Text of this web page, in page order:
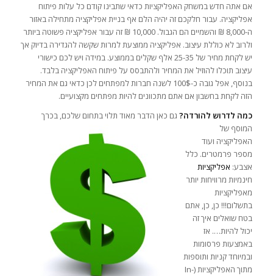
אם אתה חדש במשחק האפליקציות כדאי שתבינו קודם כל עלות פיתוח
אפליקציה. עבור חלקכם זה יהיה הלם אף בניית אפליקציה מתחילה באזור
ה-8,000 ₪ והשמיים הם הגבול. 10,000 ₪ זה עבור אפליקציה פשוטה ביותר
ולרוב לא כוללת עיצוב. אפליקציה ממוצעת למרות שקשה להגדירה בדיוק אך
יש לקחת מחיר של 25-35 אלף שקלים בממוצע. במידה ויש לכם כישורי
עיצוב תוכלו להוזיל את המחיר ולהתבסס על פיתוח האפליקציה בלבד.
בנוסף, אפל גובה כ-100$ לשנה חברות למפתחים לכן כדאי גם את המחיר
הזה לקחת בחשבון אם אתם מתכוונים להיות מפתחים מקצועיים.
כמה לדרוש להורדה?גם כאן הדבר מאוד תלוי בתחום שלכם, בכרך
המוסף של
האפליקציה ועוד
מספר פרמטרים. כלל
אצבע: אפליקציות
חינמיות מרוויחות יותר
מאפליקציות
בתשלום!!! כן, כן, אתם
בטח שואלים איך זה
יכול להיות…. אז
באמצעות פרסומות
ובמיוחד קניות ותוספות
מתוך האפליקציות (In-